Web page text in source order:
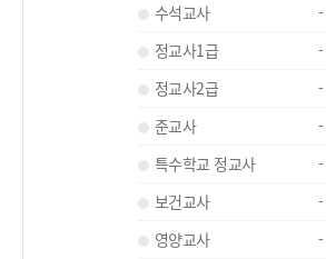
수석교사 -
정교사1급
-
정교사2급
-
준교사
-
특수학교 정교사
-
보건교사
-
영양교사
-